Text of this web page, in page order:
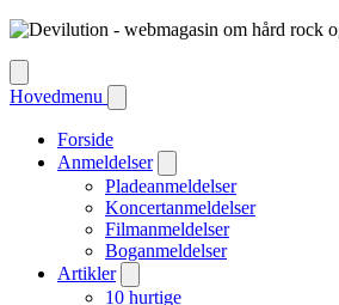
Hovedmenu
Forside
Anmeldelser
Pladeanmeldelser
Koncertanmeldelser
Filmanmeldelser
Boganmeldelser
Artikler
10 hurtige